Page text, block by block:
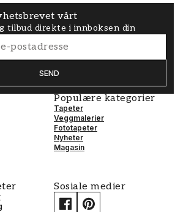
vårt
tilbud direkte i innboksen din
SEND
Populære kategorier
Tapeter
Veggmalerier
Fototapeter
Nyheter
Magasin
Sosiale medier